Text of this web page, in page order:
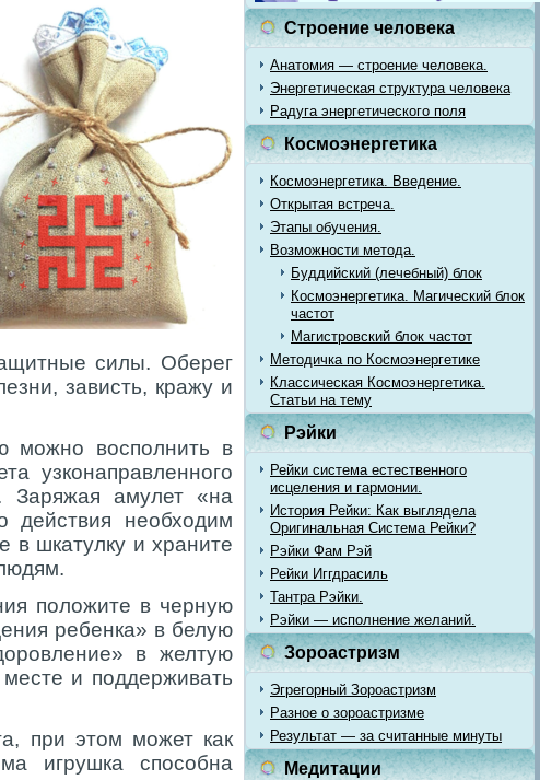
силы. Оберег
зависть, кражу и
можно восполнить в
узконаправленного
Заряжая амулет «на
необходим
в шкатулку и храните
положите в черную
ребенка» в белую
в желтую
и поддерживать
при этом может как
игрушка способна
Строение человека
Анатомия — строение человека.
Энергетическая структура человека
Радуга энергетического поля
Космоэнергетика
Космоэнергетика. Введение.
Открытая встреча.
Этапы обучения.
Возможности метода.
Буддийский (лечебный) блок
Космоэнергетика. Магический блок
частот
Магистровский блок частот
Методичка по Космоэнергетике
Классическая Космоэнергетика.
Статьи на тему
Рэйки
Рейки система естественного
исцеления и гармонии.
История Рейки: Как выглядела
Оригинальная Система Рейки?
Рэйки Фам Рэй
Рейки Иггдрасиль
Тантра Рэйки.
Рэйки — исполнение желаний.
Зороастризм
Эгрегорный Зороастризм
Разное о зороастризме
Результат — за считанные минуты
Медитации